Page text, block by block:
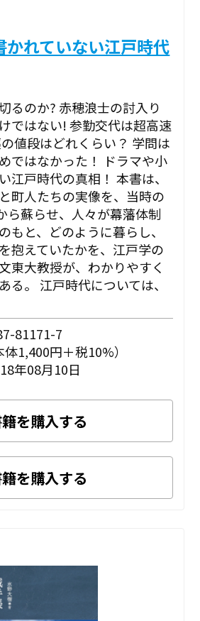
かれていない江戸時代
るのか? 赤穂浪士の討入り
ではない! 参勤交代は超高速
値段はどれくらい？ 学問は
ではなかった！ ドラマや小
江戸時代の真相！ 本書は、
町人たちの実像を、当時の
ら蘇らせ、人々が幕藩体制
もと、どのように暮らし、
抱えていたかを、江戸学の
東大教授が、わかりやすく
る。 江戸時代については、
81171-7
1,400円＋税10%）
年08月10日
を購入する
を購入する